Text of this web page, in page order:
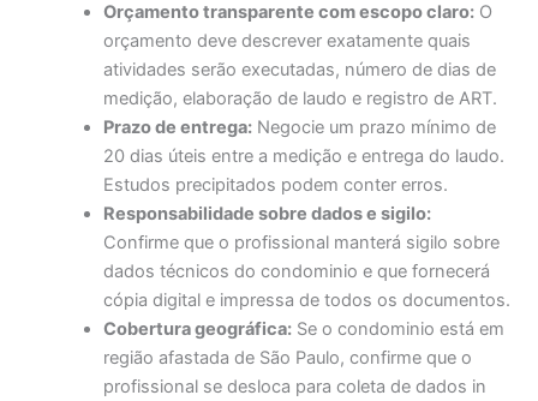
Orçamento transparente com escopo claro: O
orçamento deve descrever exatamente quais
atividades serão executadas, número de dias de
medição, elaboração de laudo e registro de ART.
Prazo de entrega: Negocie um prazo mínimo de
20 dias úteis entre a medição e entrega do laudo.
Estudos precipitados podem conter erros.
Responsabilidade sobre dados e sigilo:
Confirme que o profissional manterá sigilo sobre
dados técnicos do condominio e que fornecerá
cópia digital e impressa de todos os documentos.
Cobertura geográfica: Se o condominio está em
região afastada de São Paulo, confirme que o
profissional se desloca para coleta de dados in